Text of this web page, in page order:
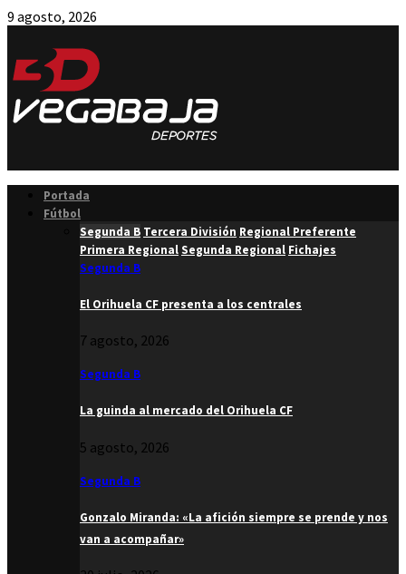
9 agosto, 2026
Portada
Fútbol
Segunda B Tercera División Regional Preferente
Primera RegionalSegunda Regional Fichajes
Segunda B
El Orihuela CF presenta a los centrales
7 agosto, 2026
Segunda B
La guinda al mercado del Orihuela CF
5 agosto, 2026
Segunda B
Gonzalo Miranda: «La afición siempre se prende y nos
van a acompañar»